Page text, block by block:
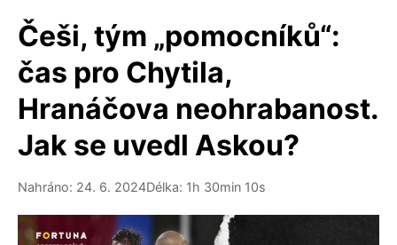
Češi, tým „pomocníků“:
čas pro Chytila,
Hranáčova neohrabanost.
Jak se uvedl Askou?
Nahráno: 24. 6. 2024Délka: 1h 30min 10s